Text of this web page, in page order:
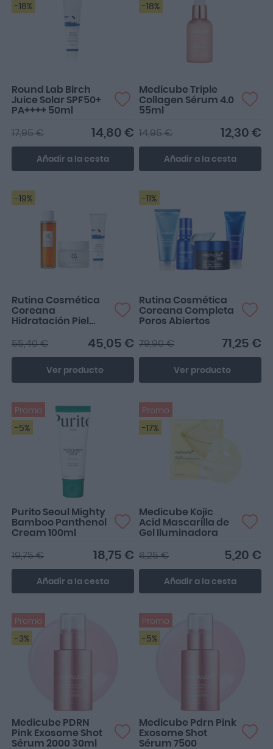
-18%
Round Lab Birch
Juice Solar SPF50+
PA++++ 50ml
14,80 €
17,95 €
Añadir a la cesta
-18%
Medicube Triple
Collagen Sérum 4.0
55ml
12,30 €
14,95 €
Añadir a la cesta
-19%
Rutina Cosmética
Coreana
Hidratación Piel
45,05 €
55,40 €
Ver producto
-11%
Rutina Cosmética
Coreana Completa
Poros Abiertos
71,25 €
79,90 €
Ver producto
Promo
-5%
Purito Seoul Mighty
Bamboo Panthenol
Cream 100ml
18,75 €
19,75 €
Añadir a la cesta
Promo
-17%
Medicube Kojic
Acid Mascarilla de
Gel Iluminadora
5,20 €
6,25 €
Añadir a la cesta
Promo
-3%
Medicube PDRN
Pink Exosome Shot
Sérum 2000 30ml
Promo
-5%
Medicube Pdrn Pink
Exosome Shot
Sérum 7500